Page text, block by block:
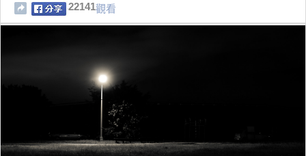
22141觀看